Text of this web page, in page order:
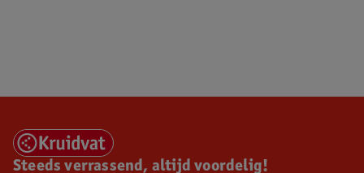
Steeds verrassend, altijd voordelig!